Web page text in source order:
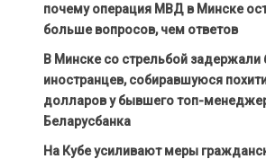
почему операция МВД в Минске
больше вопросов, чем ответов
В Минске со стрельбой задержали
иностранцев, собиравшуюся
долларов у бывшего топ-
Беларусбанка
На Кубе усиливают меры